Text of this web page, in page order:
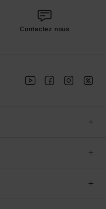
Contactez nous